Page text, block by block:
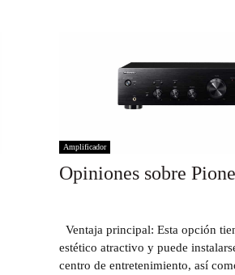
Amplificador
Opiniones sobre
Ventaja principal: Esta opción
estético atractivo y puede
centro de entretenimiento, así